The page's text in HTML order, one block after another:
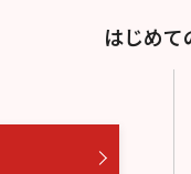
はじめて